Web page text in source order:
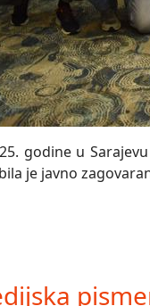
godine u
je javno